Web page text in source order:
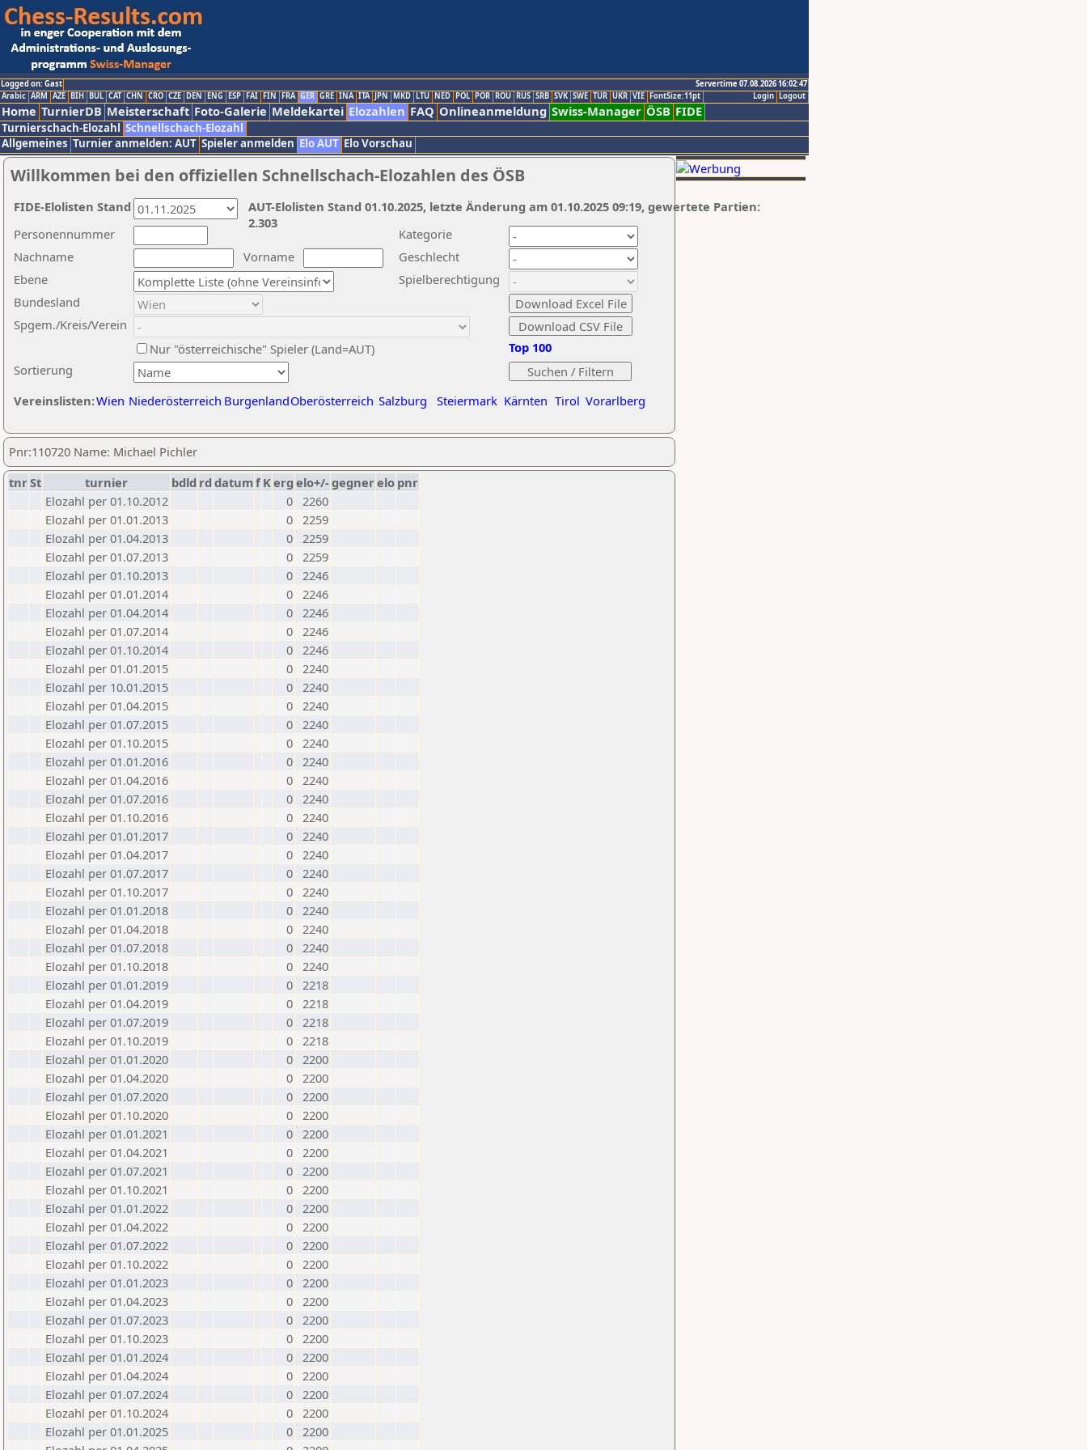
Logged on: Gast
Servertime 07.08.2026 16:02:47
Logout
Login
Arabic ARM AZE BIH BUL CAT CHN CRO CZE DEN ENG ESP FAI FIN FRA GER GRE INA ITA JPN MKD LTU NED POL POR ROU RUS SRB SVK SWE TUR UKR VIE FontSize:11pt
Home TurnierDB Meisterschaft Foto-Galerie Meldekartei Elozahlen FAQ Onlineanmeldung Swiss-Manager ÖSB FIDE
Turnierschach-Elozahl Schnellschach-Elozahl
Allgemeines Turnier anmelden: AUT Spieler anmelden Elo AUT Elo Vorschau
Willkommen bei den offiziellen Schnellschach-Elozahlen des ÖSB
Nachname
Vorname
Ebene
Kategorie
Sortierung
Personennummer
Bundesland
Spgem./Kreis/Verein
Geschlecht
Nur "österreichische" Spieler (Land=AUT)
Spielberechtigung
Vereinslisten:Wien Niederösterreich BurgenlandOberösterreich Salzburg Steiermark Kärnten Tirol Vorarlberg
Top 100
AUT-Elolisten Stand 01.10.2025, letzte Änderung am 01.10.2025 09:19, gewertete Partien:
2.303
FIDE-Elolisten Stand
Pnr:110720 Name: Michael Pichler
tnrSt turnier bdld rd datumf Kerg elo+/-gegnerelo pnr
Elozahl per 01.10.2012
0 2260
Elozahl per 01.01.2013
0 2259
Elozahl per 01.04.2013
0 2259
Elozahl per 01.07.2013
0 2259
Elozahl per 01.10.2013
0 2246
Elozahl per 01.01.2014
0 2246
Elozahl per 01.04.2014
0 2246
Elozahl per 01.07.2014
0 2246
Elozahl per 01.10.2014
0 2246
Elozahl per 01.01.2015
0 2240
Elozahl per 10.01.2015
0 2240
Elozahl per 01.04.2015
0 2240
Elozahl per 01.07.2015
0 2240
Elozahl per 01.10.2015
0 2240
Elozahl per 01.01.2016
0 2240
Elozahl per 01.04.2016
0 2240
Elozahl per 01.07.2016
0 2240
Elozahl per 01.10.2016
0 2240
Elozahl per 01.01.2017
0 2240
Elozahl per 01.04.2017
0 2240
Elozahl per 01.07.2017
0 2240
Elozahl per 01.10.2017
0 2240
Elozahl per 01.01.2018
0 2240
Elozahl per 01.04.2018
0 2240
Elozahl per 01.07.2018
0 2240
Elozahl per 01.10.2018
0 2240
Elozahl per 01.01.2019
0 2218
Elozahl per 01.04.2019
0 2218
Elozahl per 01.07.2019
0 2218
Elozahl per 01.10.2019
0 2218
Elozahl per 01.01.2020
0 2200
Elozahl per 01.04.2020
0 2200
Elozahl per 01.07.2020
0 2200
Elozahl per 01.10.2020
0 2200
Elozahl per 01.01.2021
0 2200
Elozahl per 01.04.2021
0 2200
Elozahl per 01.07.2021
0 2200
Elozahl per 01.10.2021
0 2200
Elozahl per 01.01.2022
0 2200
Elozahl per 01.04.2022
0 2200
Elozahl per 01.07.2022
0 2200
Elozahl per 01.10.2022
0 2200
Elozahl per 01.01.2023
0 2200
Elozahl per 01.04.2023
0 2200
Elozahl per 01.07.2023
0 2200
Elozahl per 01.10.2023
0 2200
Elozahl per 01.01.2024
0 2200
Elozahl per 01.04.2024
0 2200
Elozahl per 01.07.2024
0 2200
Elozahl per 01.10.2024
0 2200
Elozahl per 01.01.2025
0 2200